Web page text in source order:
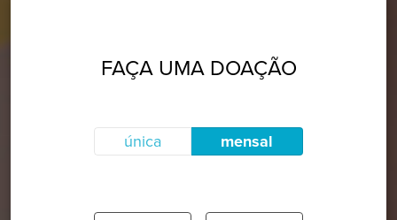
FAÇA UMA DOAÇÃO
única mensal